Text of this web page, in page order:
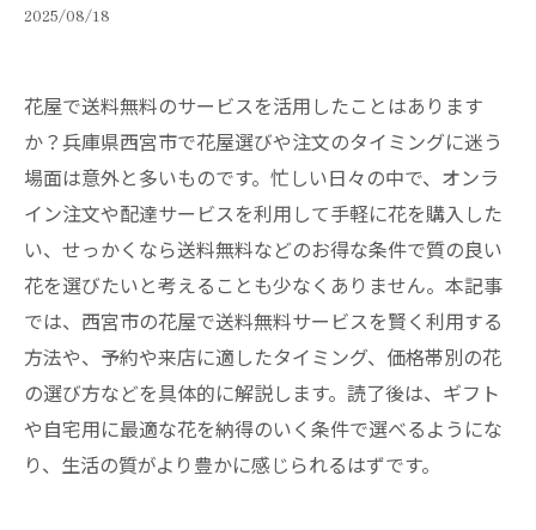
2025/08/18
花屋で送料無料のサービスを活用したことはあります
か？兵庫県西宮市で花屋選びや注文のタイミングに迷う
場面は意外と多いものです。忙しい日々の中で、オンラ
イン注文や配達サービスを利用して手軽に花を購入した
い、せっかくなら送料無料などのお得な条件で質の良い
花を選びたいと考えることも少なくありません。本記事
では、西宮市の花屋で送料無料サービスを賢く利用する
方法や、予約や来店に適したタイミング、価格帯別の花
の選び方などを具体的に解説します。読了後は、ギフト
や自宅用に最適な花を納得のいく条件で選べるようにな
り、生活の質がより豊かに感じられるはずです。